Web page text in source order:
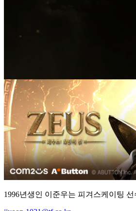
1996년생인 이준우는 피겨스케이팅